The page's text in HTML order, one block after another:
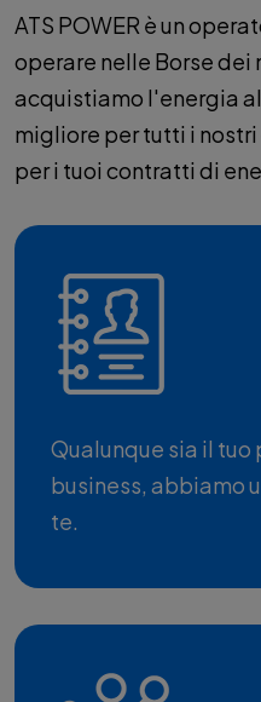
ATS POWER è un
operare nelle Borse
acquistiamo l'energia
migliore per tutti i
per i tuoi contratti di
Qualunque sia il
business, abbiamo
te.